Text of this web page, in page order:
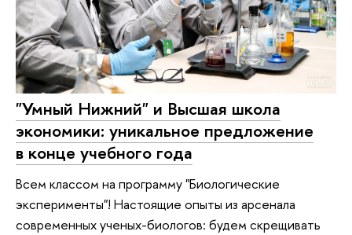
"Умный Нижний" и Высшая школа
экономики: уникальное предложение
в конце учебного года
Всем классом на программу "Биологические
эксперименты"! Настоящие опыты из арсенала
современных ученых-биологов: будем скрещивать